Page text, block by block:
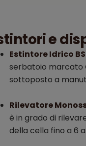
e
Estintore Idrico
serbatoio marcato
sottoposto a
Rilevatore
è in grado di
della cella fino a 6